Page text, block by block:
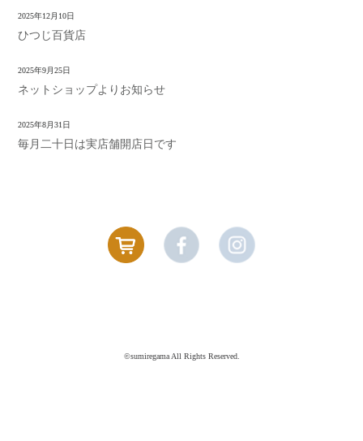
2025年12月10日
ひつじ百貨店
2025年9月25日
ネットショップよりお知らせ
2025年8月31日
毎月二十日は実店舗開店日です
©sumiregama All Rights Reserved.